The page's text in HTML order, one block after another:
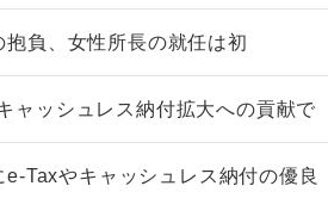
負、女性所長の就任は初
ャッシュレス納付拡大への貢献で
Taxやキャッシュレス納付の優良